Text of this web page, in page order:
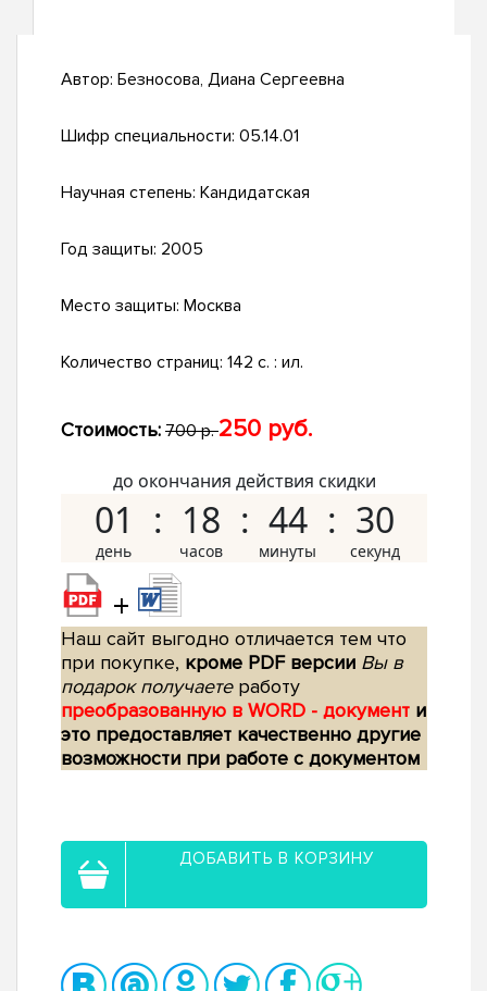
Автор: Безносова, Диана Сергеевна
Шифр специальности: 05.14.01
Научная степень: Кандидатская
Год защиты: 2005
Место защиты: Москва
Количество страниц: 142 с. : ил.
Стоимость: 700 р.250 руб.
до окончания действия скидки
01 18 44 29
+
Наш сайт выгодно отличается тем что
при покупке, кроме PDF версии Вы в
подарок получаетеработу
преобразованную в WORD - документ и
это предоставляет качественно другие
возможности при работе с документом
ДОБАВИТЬ В КОРЗИНУ